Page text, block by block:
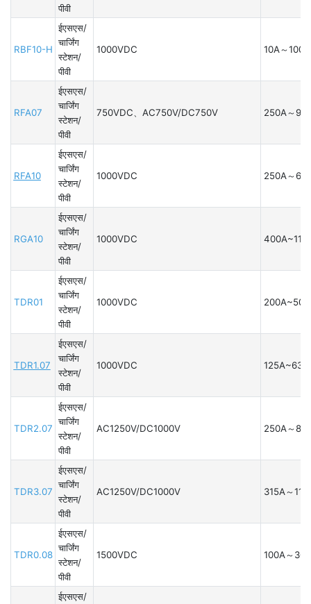
पीवी
RBF10-H
ईएसएस/
चार्जिंग
स्टेशन/
पीवी
1000VDC 10A～100A
RFA07
ईएसएस/
चार्जिंग
स्टेशन/
पीवी
750VDC、AC750V/DC750V 250A～
RFA10
ईएसएस/
चार्जिंग
स्टेशन/
पीवी
1000VDC 250A～
RGA10
ईएसएस/
चार्जिंग
स्टेशन/
पीवी
1000VDC
TDR01
ईएसएस/
चार्जिंग
स्टेशन/
पीवी
1000VDC
TDR1.07
ईएसएस/
चार्जिंग
स्टेशन/
पीवी
1000VDC
TDR2.07
ईएसएस/
चार्जिंग
स्टेशन/
पीवी
AC1250V/DC1000V 250A～
TDR3.07
ईएसएस/
चार्जिंग
स्टेशन/
पीवी
AC1250V/DC1000V 315A～
TDR0.08
ईएसएस/
चार्जिंग
स्टेशन/
पीवी
1500VDC 100A～
ईएसएस/